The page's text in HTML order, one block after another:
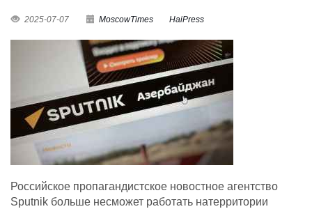
2025-07-07 MoscowTimes HaiPress
Российское пропагандистское новостное агентство
Sputnik больше несможет работать натерритории